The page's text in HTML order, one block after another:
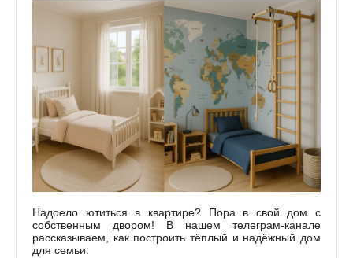
Надоело ютиться в квартире? Пора в свой дом с
собственным двором! В нашем телеграм-канале
рассказываем, как построить тёплый и надёжный дом
для семьи.